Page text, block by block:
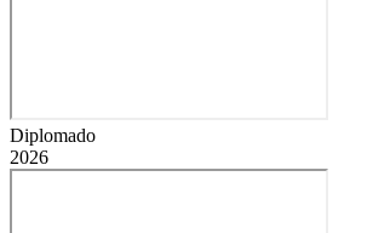
Diplomado
2026